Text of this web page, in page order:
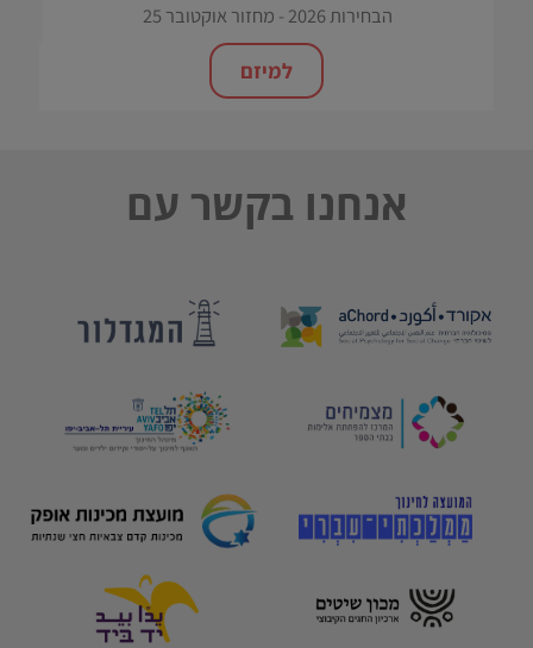
הבחירות 2026 - מחזור אוקטובר 25
למיזם
אנחנו בקשר עם